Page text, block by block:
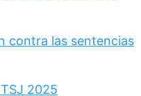
contra las sentencias
2025